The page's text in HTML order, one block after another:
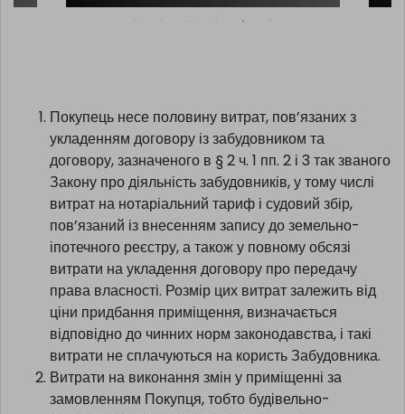
ПЕРЕВІРИТИ >
Покупець несе половину витрат, пов’язаних з
укладенням договору із забудовником та
договору, зазначеного в § 2 ч. 1 пп. 2 і 3 так званого
Закону про діяльність забудовників, у тому числі
витрат на нотаріальний тариф і судовий збір,
пов’язаний із внесенням запису до земельно-
іпотечного реєстру, а також у повному обсязі
витрати на укладення договору про передачу
права власності. Розмір цих витрат залежить від
ціни придбання приміщення, визначається
відповідно до чинних норм законодавства, і такі
витрати не сплачуються на користь Забудовника.
Витрати на виконання змін у приміщенні за